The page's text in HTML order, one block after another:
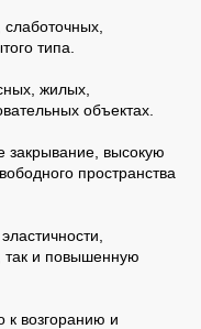
типа.
жилых,
объектах.
закрывание, высокую
пространства
и повышенную
к возгоранию и